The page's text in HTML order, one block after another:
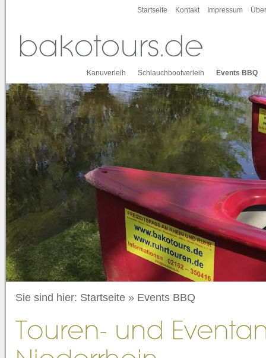
Startseite Kontakt Impressum
Kanuverleih Schlauchbootverleih Events BBQ
Sie sind hier: Startseite » Events BBQ